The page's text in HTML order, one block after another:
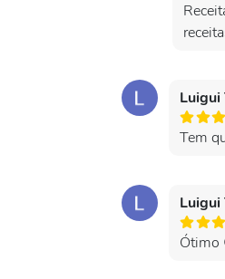
Luigui
Tem
Luigui
Ótimo